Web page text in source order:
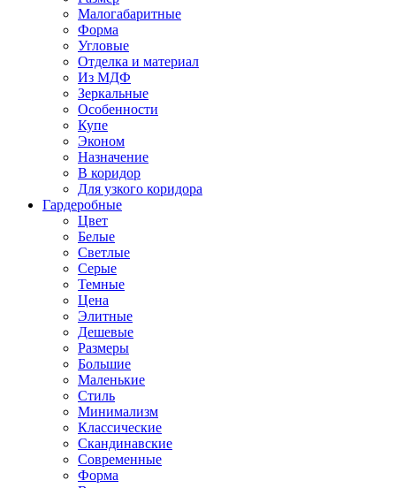
Малогабаритные
Форма
Угловые
Отделка и материал
Из МДФ
Зеркальные
Особенности
Купе
Эконом
Назначение
В коридор
Для узкого коридора
Гардеробные
Цвет
Белые
Светлые
Серые
Темные
Цена
Элитные
Дешевые
Размеры
Большие
Маленькие
Стиль
Минимализм
Классические
Скандинавские
Современные
Форма